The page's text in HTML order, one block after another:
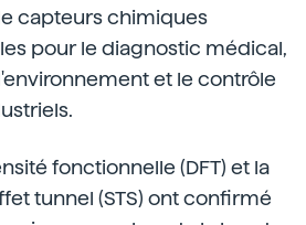
capteurs chimiques
pour le diagnostic médical,
et le contrôle
fonctionnelle (DFT) et la
tunnel (STS) ont confirmé